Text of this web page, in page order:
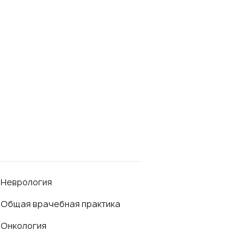
Неврология
Общая врачебная практика
Онкология